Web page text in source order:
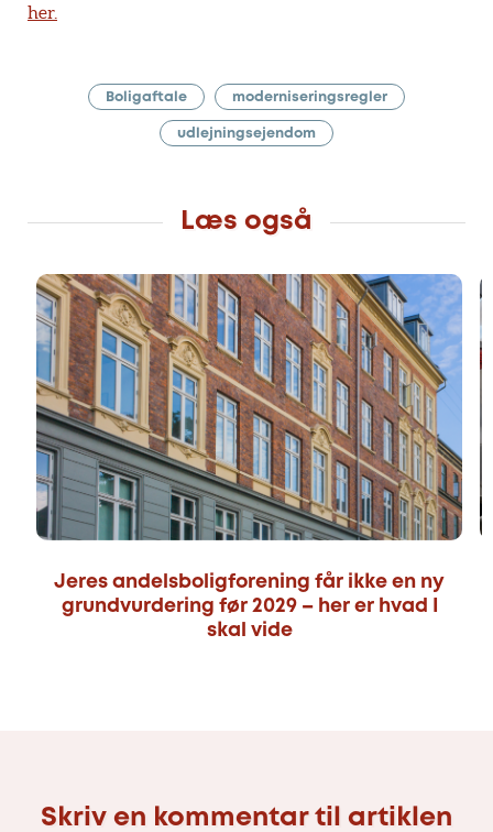
her.
Boligaftale moderniseringsregler
udlejningsejendom
Læs også
Jeres andelsboligforening får ikke en ny
grundvurdering før 2029 – her er hvad I
skal vide
Skriv en kommentar til artiklen